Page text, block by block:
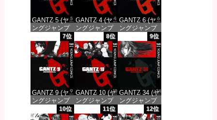
GANTZ 5 (ヤ
ングジャンプ
コミックス
DIGITAL)
価格：¥100
GANTZ 4 (ヤ
ングジャンプ
コミックス
DIGITAL)
価格：¥100
GANTZ 6 (ヤ
ングジャンプ
コミックス
DIGITAL)
価格：¥100
7位
GANTZ 9 (ヤ
ングジャンプ
コミックス
DIGITAL)
8位
GANTZ 10 (ヤ
ングジャンプ
コミックス
DIGITAL)
9位
GANTZ 34 (ヤ
ングジャンプ
コミックス
DIGITAL)
10位 11位 12位